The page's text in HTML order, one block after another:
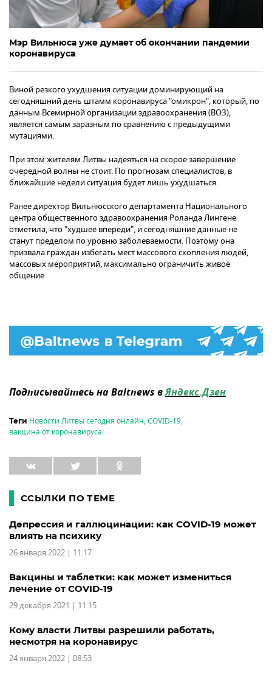
Мэр Вильнюса уже думает об окончании пандемии
коронавируса
Виной резкого ухудшения ситуации доминирующий на
сегодняшний день штамм коронавируса "омикрон", который, по
данным Всемирной организации здравоохранения (ВОЗ),
является самым заразным по сравнению с предыдущими
мутациями.
При этом жителям Литвы надеяться на скорое завершение
очередной волны не стоит. По прогнозам специалистов, в
ближайшие недели ситуация будет лишь ухудшаться.
Ранее директор Вильнюсского департамента Национального
центра общественного здравоохранения Роланда Лингене
отметила, что "худшее впереди", и сегодняшние данные не
станут пределом по уровню заболеваемости. Поэтому она
призвала граждан избегать мест массового скопления людей,
массовых мероприятий, максимально ограничить живое
общение.
Подписывайтесь на Baltnews вЯндекс.Дзен
Теги Новости Литвы сегодня онлайн,COVID-19,
вакцина от коронавируса
ССЫЛКИ ПО ТЕМЕ
Депрессия и галлюцинации: как COVID-19 может
влиять на психику
26 января 2022 | 11:17
Вакцины и таблетки: как может измениться
лечение от COVID-19
29 декабря 2021 | 11:15
Кому власти Литвы разрешили работать,
несмотря на коронавирус
24 января 2022 | 08:53